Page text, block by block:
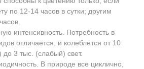
по 12-14 часов в сутки; другим
интенсивность. Потребность в
отличается, и колеблется от 10
до 3 тыс. (слабый) свет.
В природе все циклично,